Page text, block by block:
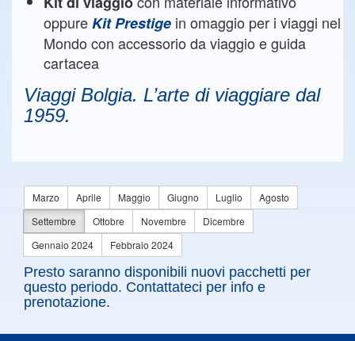
oppureKit Prestige in omaggio per i viaggi nel
Mondo con accessorio da viaggio e guida
cartacea
Viaggi Bolgia. L’arte di viaggiare dal
1959.
Marzo Aprile Maggio Giugno Luglio
Agosto
Settembre
Ottobre Novembre
Dicembre
Gennaio 2024
Febbraio 2024
Presto saranno disponibili nuovi pacchetti per
questo periodo. Contattateci per info e
prenotazione.